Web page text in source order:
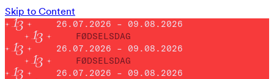
Skip to Content
26.07.2026 – 09.08.2026
FØDSELSDAG
26.07.2026 – 09.08.2026
FØDSELSDAG
26.07.2026 – 09.08.2026